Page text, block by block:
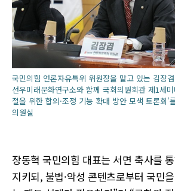
국민의힘 언론자유특위 위원장을 맡고 있는 김장
선우미래문화연구소와 함께 국회의원회관 제1세
절을 위한 합의·조정 기능 확대 방안 모색 토론회'
의원실
장동혁 국민의힘 대표는 서면 축사를
지키되, 불법·악성 콘텐츠로부터 국민